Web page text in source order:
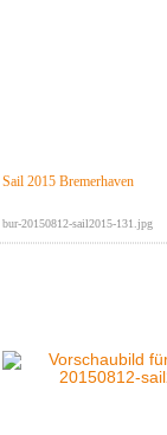
Sail 2015 Bremerhaven
bur-20150812-sail2015-131.jpg